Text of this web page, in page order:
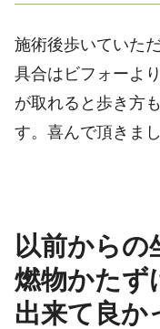
施術後歩いていた
具合はビフォーよ
が取れると歩き方
す。喜んで頂きまし
以前からの
燃物かたず
出来て良か